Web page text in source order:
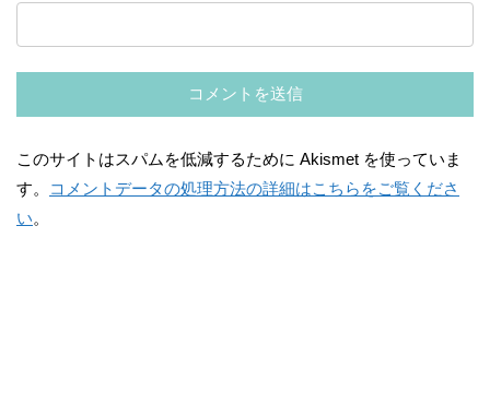
このサイトはスパムを低減するために Akismet を使っていま
す。
コメントデータの処理方法の詳細はこちらをご覧くださ
い。